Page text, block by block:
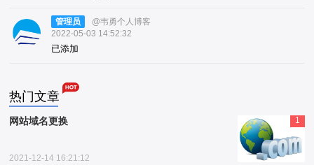
管理员
@韦勇个人博客
2022-05-03 14:52:32
已添加
热门文章
1
网站域名更换
2021-12-14 16:21:12